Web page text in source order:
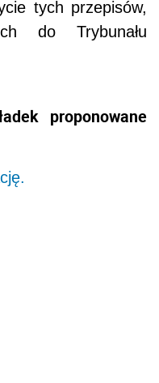
tych przepisów,
do Trybunału
proponowane